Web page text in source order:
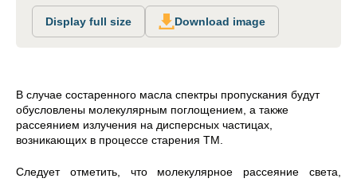
Display full size Download image
В случае состаренного масла спектры пропускания будут
обусловлены молекулярным поглощением, а также
рассеянием излучения на дисперсных частицах,
возникающих в процессе старения ТМ.
Следует отметить, что молекулярное рассеяние света,